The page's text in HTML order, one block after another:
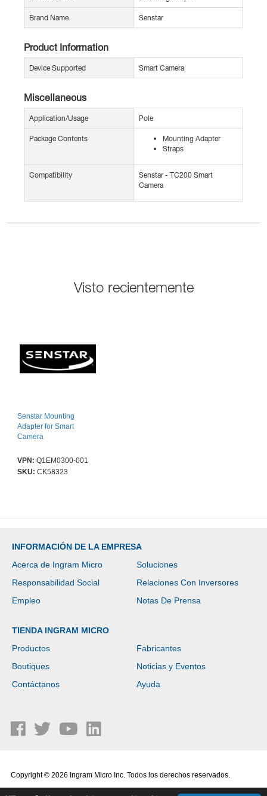
Brand Name Senstar
Product Information
Device Supported Smart Camera
Miscellaneous
Application/Usage Pole
Package Contents
Mounting Adapter
Straps
Compatibility
Senstar - TC200 Smart
Camera
Visto recientemente
Senstar Mounting
Adapter for Smart
Camera
VPN: Q1EM0300-001
SKU: CK58323
INFORMACIÓN DE LA EMPRESA
Acerca de Ingram Micro
Soluciones
Responsabilidad Social
Relaciones Con Inversores
Empleo
Notas De Prensa
TIENDA INGRAM MICRO
Productos
Fabricantes
Boutiques
Noticias y Eventos
Contáctanos
Ayuda
Copyright © 2026 Ingram Micro Inc. Todos los derechos reservados.